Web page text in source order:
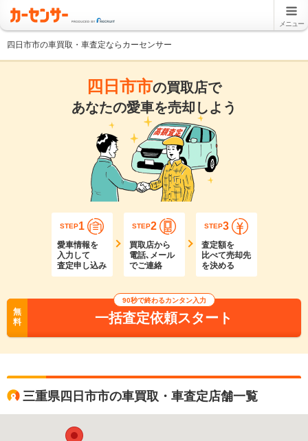
メニュー
四日市市の車買取・車査定ならカーセンサー
四日市市の買取店で
あなたの愛車を売却しよう
STEP1
愛車情報を
入力して
査定申し込み
STEP2
買取店から
電話､メール
でご連絡
STEP3
査定額を
比べて売却先
を決める
90秒で終わるカンタン入力
無
料
一括査定依頼スタート
三重県四日市市の車買取・車査定店舗一覧